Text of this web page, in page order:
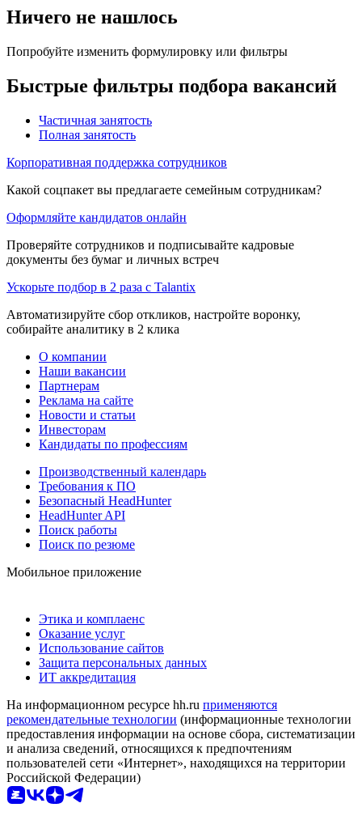
Ничего не нашлось
Попробуйте изменить формулировку или фильтры
Быстрые фильтры подбора вакансий
Частичная занятость
Полная занятость
Корпоративная поддержка сотрудников
Какой соцпакет вы предлагаете семейным сотрудникам?
Оформляйте кандидатов онлайн
Проверяйте сотрудников и подписывайте кадровые
документы без бумаг и личных встреч
Ускорьте подбор в 2 раза с Talantix
Автоматизируйте сбор откликов, настройте воронку,
собирайте аналитику в 2 клика
О компании
Наши вакансии
Партнерам
Реклама на сайте
Новости и статьи
Инвесторам
Кандидаты по профессиям
Производственный календарь
Требования к ПО
Безопасный HeadHunter
HeadHunter API
Поиск работы
Поиск по резюме
Мобильное приложение
Этика и комплаенс
Оказание услуг
Использование сайтов
Защита персональных данных
ИТ аккредитация
На информационном ресурсе hh.ru применяются
рекомендательные технологии (информационные технологии
предоставления информации на основе сбора, систематизации
и анализа сведений, относящихся к предпочтениям
пользователей сети «Интернет», находящихся на территории
Российской Федерации)